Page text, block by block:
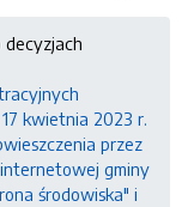
17 kwietnia 2023 r.
przez
gminy
środowiska" i